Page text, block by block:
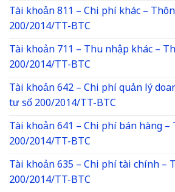
Tài khoản 811 – Chi phí khác –
200/2014/TT-BTC
Tài khoản 711 – Thu nhập khác –
200/2014/TT-BTC
Tài khoản 642 – Chi phí quản lý
tư số 200/2014/TT-BTC
Tài khoản 641 – Chi phí bán hàng
200/2014/TT-BTC
Tài khoản 635 – Chi phí tài chính –
200/2014/TT-BTC